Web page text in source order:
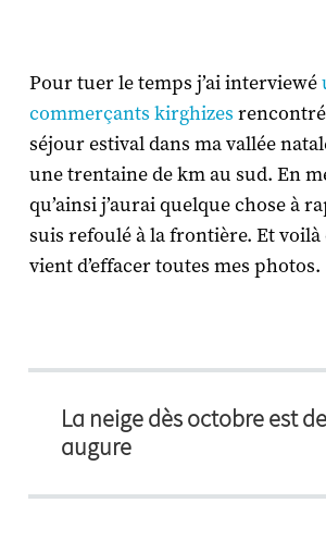
Pour tuer le temps j’ai interviewé
commerçants kirghizes
séjour estival dans ma vallée
une trentaine de km au sud. En
qu’ainsi j’aurai quelque chose à
suis refoulé à la frontière. Et voilà
vient d’effacer toutes mes photos.
La neige dès octobre est
augure